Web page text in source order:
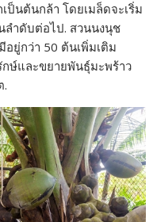
นต้นกล้า โดยเมล็ดจะเริ่ม
ลำดับต่อไป. สวนนงนุช
ยู่กว่า 50 ต้นเพิ่มเติม
ษ์และขยายพันธุ์มะพร้าว
.